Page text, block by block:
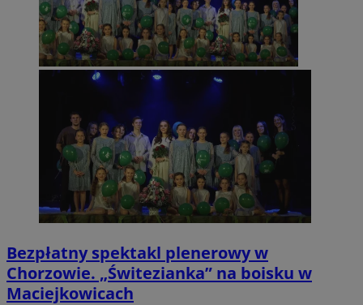
Bezpłatny spektakl plenerowy w
Chorzowie. „Świtezianka” na boisku w
Maciejkowicach